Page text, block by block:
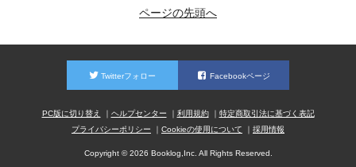
ページの先頭へ
Twitterフォロー Facebookページ
PC版に切り替え ヘルプセンター 利用規約
特定商取引法に基づく表記
プライバシーポリシー
Cookieの使用について 採用情報
Copyright © 2026 Booklog,Inc. All Rights Reserved.